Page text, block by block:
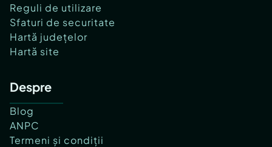
Reguli de utilizare
Sfaturi de securitate
Hartă județelor
Hartă site
Despre
Blog
ANPC
Termeni și condiții